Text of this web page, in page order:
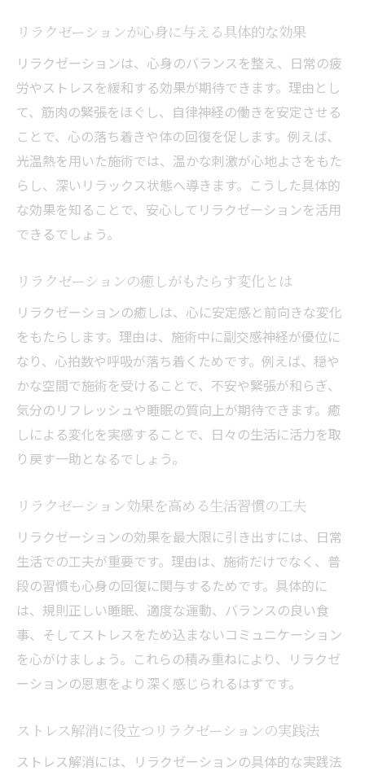
リラクゼーションが心身に与える具体的な効果
リラクゼーションは、心身のバランスを整え、日常の疲
労やストレスを緩和する効果が期待できます。理由とし
て、筋肉の緊張をほぐし、自律神経の働きを安定させる
ことで、心の落ち着きや体の回復を促します。例えば、
光温熱を用いた施術では、温かな刺激が心地よさをもた
らし、深いリラックス状態へ導きます。こうした具体的
な効果を知ることで、安心してリラクゼーションを活用
できるでしょう。
リラクゼーションの癒しがもたらす変化とは
リラクゼーションの癒しは、心に安定感と前向きな変化
をもたらします。理由は、施術中に副交感神経が優位に
なり、心拍数や呼吸が落ち着くためです。例えば、穏や
かな空間で施術を受けることで、不安や緊張が和らぎ、
気分のリフレッシュや睡眠の質向上が期待できます。癒
しによる変化を実感することで、日々の生活に活力を取
り戻す一助となるでしょう。
リラクゼーション効果を高める生活習慣の工夫
リラクゼーションの効果を最大限に引き出すには、日常
生活での工夫が重要です。理由は、施術だけでなく、普
段の習慣も心身の回復に関与するためです。具体的に
は、規則正しい睡眠、適度な運動、バランスの良い食
事、そしてストレスをため込まないコミュニケーション
を心がけましょう。これらの積み重ねにより、リラクゼ
ーションの恩恵をより深く感じられるはずです。
ストレス解消に役立つリラクゼーションの実践法
ストレス解消には、リラクゼーションの具体的な実践法